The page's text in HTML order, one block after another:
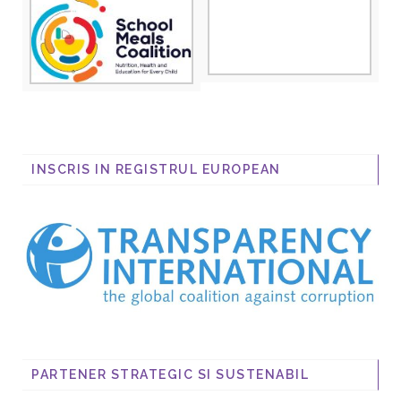
INSCRIS IN REGISTRUL EUROPEAN
PARTENER STRATEGIC SI SUSTENABIL